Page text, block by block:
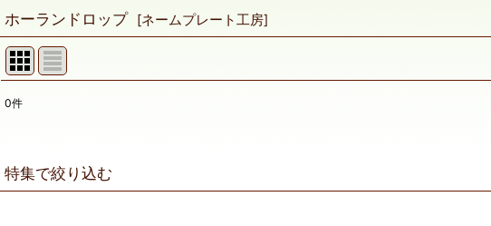
ホーランドロップ [ネームプレート工房]
0件
特集で絞り込む